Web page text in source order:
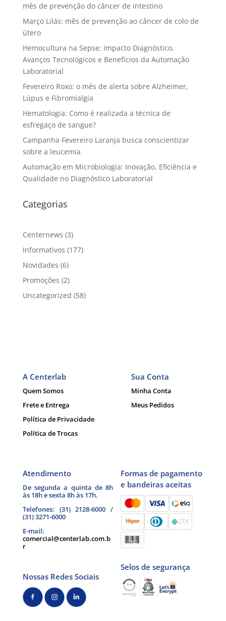
mês de prevenção do câncer de intestino
Março Lilás: mês de prevenção ao câncer de colo de
útero
Hemocultura na Sepse: Impacto Diagnóstico,
Avanços Tecnológicos e Benefícios da Automação
Laboratorial
Fevereiro Roxo: o mês de alerta sobre Alzheimer,
Lúpus e Fibromialgia
Hematologia: Como é realizada a técnica de
esfregaço de sangue?
Campanha Fevereiro Laranja busca conscientizar
sobre a leucemia
Automação em Microbiologia: Inovação, Eficiência e
Qualidade no Diagnóstico Laboratorial
Categorias
Centernews (3)
Informativos (177)
Novidades (6)
Promoções (2)
Uncategorized (58)
A Centerlab
Quem Somos
Frete e Entrega
Política de Privacidade
Política de Trocas
Sua Conta
Minha Conta
Meus Pedidos
Atendimento
De segunda a quinta de 8h
às 18h e sexta 8h às 17h.
Telefones: (31) 2128-6000 /
(31) 3271-6000
E-mail:
comercial@centerlab.com.b
r
Nossas Redes Sociais
Formas de pagamento
e bandeiras aceitas
Selos de segurança